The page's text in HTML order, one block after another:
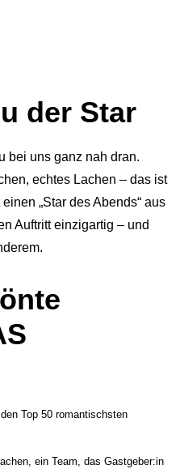
der Star
bei uns ganz nah dran.
echtes Lachen – das ist
„Star des Abends“ aus
Auftritt einzigartig – und
Top 50 romantischsten
ein Team, das Gastgeber:in